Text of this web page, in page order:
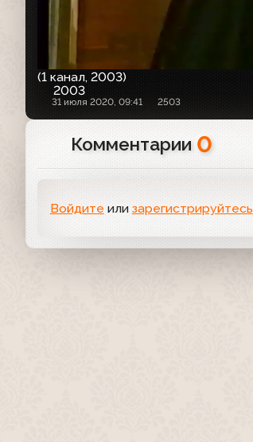
(1 канал, 2003)
2003
31 июля 2020, 09:41 2503
Комментарии 0
Войдите или зарегистрируйтесь